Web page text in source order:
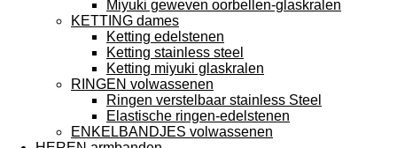
Miyuki geweven oorbellen-glaskralen
KETTING dames
Ketting edelstenen
Ketting stainless steel
Ketting miyuki glaskralen
RINGEN volwassenen
Ringen verstelbaar stainless Steel
Elastische ringen-edelstenen
ENKELBANDJES volwassenen